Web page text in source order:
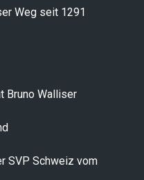
Weg seit 1291
Bruno Walliser
SVP Schweiz vom